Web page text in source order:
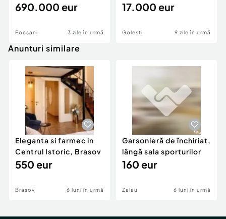
Lux și confort
690.000 eur
Focsani 3 zile în urmă
17.000 eur
Golesti 9 zile în urmă
Anunturi similare
Eleganta si farmec in
Centrul Istoric, Brasov
550 eur
Brasov 6 luni în urmă
Garsonieră de închiriat,
lângă sala sporturilor
160 eur
Zalau 6 luni în urmă